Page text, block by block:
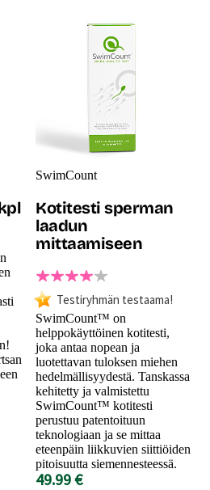
SwimCount
Kotitesti sperman
laadun
mittaamiseen
Testiryhmän testaama!
SwimCount™ on
helppokäyttöinen kotitesti,
joka antaa nopean ja
luotettavan tuloksen miehen
hedelmällisyydestä. Tanskassa
kehitetty ja valmistettu
SwimCount™ kotitesti
perustuu patentoituun
teknologiaan ja se mittaa
eteenpäin liikkuvien siittiöiden
pitoisuutta siemennesteessä.
49.99 €